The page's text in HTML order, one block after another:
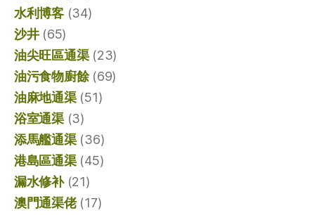
水利博客(34)
沙井(65)
油尖旺區通渠(23)
油污食物廚餘(69)
油麻地通渠(51)
浴室通渠(3)
添馬艦通渠(36)
港島區通渠(45)
漏水修补(21)
澳門通渠佬(17)